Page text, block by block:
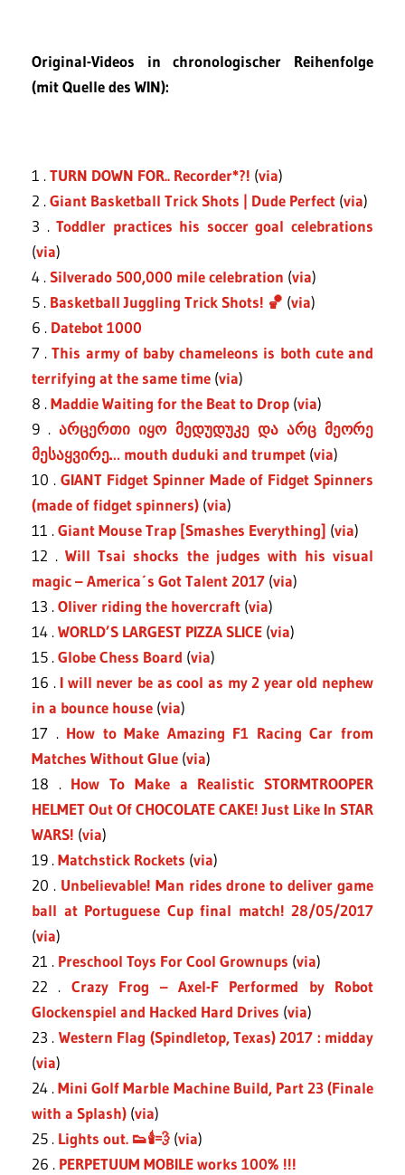
Original-Videos in chronologischer Reihenfolge
(mit Quelle des WIN):
1 .TURN DOWN FOR.. Recorder*?! (via)
2 .Giant Basketball Trick Shots | Dude Perfect (via)
3 .Toddler practices his soccer goal celebrations
(via)
4 .Silverado 500,000 mile celebration (via)
5 . Basketball Juggling Trick Shots! 🏀 (via)
6 . Datebot 1000
7 .This army of baby chameleons is both cute and
terrifying at the same time (via)
8 .Maddie Waiting for the Beat to Drop (via)
9 .არცერთი იყო მედუდუკე და არც მეორე
მესაყვირე… mouth duduki and trumpet (via)
10 . GIANT Fidget Spinner Made of Fidget Spinners
(made of fidget spinners) (via)
11 .Giant Mouse Trap [Smashes Everything] (via)
12 .Will Tsai shocks the judges with his visual
magic – America´s Got Talent 2017 (via)
13 .Oliver riding the hovercraft (via)
14 .WORLD’S LARGEST PIZZA SLICE (via)
15 .Globe Chess Board (via)
16 . I will never be as cool as my 2 year old nephew
in a bounce house (via)
17 . How to Make Amazing F1 Racing Car from
Matches Without Glue (via)
18 . How To Make a Realistic STORMTROOPER
HELMET Out Of CHOCOLATE CAKE! Just Like In STAR
WARS! (via)
19 .Matchstick Rockets (via)
20 . Unbelievable! Man rides drone to deliver game
ball at Portuguese Cup final match! 28/05/2017
(via)
21 . Preschool Toys For Cool Grownups (via)
22 . Crazy Frog – Axel-F Performed by Robot
Glockenspiel and Hacked Hard Drives (via)
23 . Western Flag (Spindletop, Texas) 2017 : midday
(via)
24 .Mini Golf Marble Machine Build, Part 23 (Finale
with a Splash) (via)
25 . Lights out. 👟🕯💨 (via)
26 . PERPETUUM MOBILE works 100% !!!